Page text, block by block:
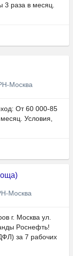
3 раза в месяц.
Москва
От 60 000-85
Условия,
Москва
г. Москва ул.
Pоснефть!
за 7 paбочиx